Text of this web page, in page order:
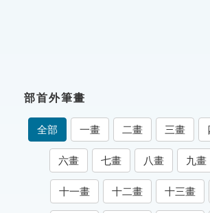
成語故事
索引選單
知識索引
單字索引
生命大百科索引
部首外筆畫
全部 一畫 二畫 三畫
六畫 七畫 八畫 九畫
十一畫 十二畫 十三畫